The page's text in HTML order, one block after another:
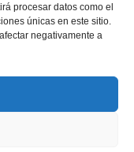
procesar datos como el
únicas en este sitio.
negativamente a